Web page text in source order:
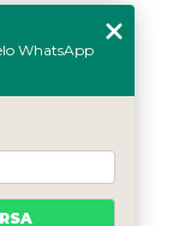
WhatsApp